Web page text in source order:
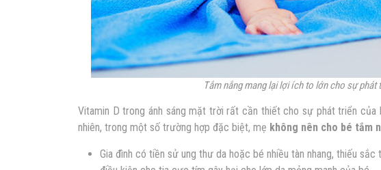
Tắm nắng mang lại lợi ích to lớn cho sự phát
Vitamin D trong ánh sáng mặt trời rất cần thiết cho sự phát triển của
nhiên, trong một số trường hợp đặc biệt, mẹ không nên cho bé tắm
Gia đình có tiền sử ung thư da hoặc bé nhiều tàn nhang, thiếu